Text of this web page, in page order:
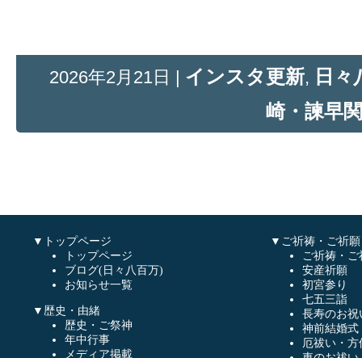
2026年2月21日 | インスタ更新, 日々
崎・諫早
▼トップページ
トップページ
ブログ(日々八百万)
お知らせ一覧
▼歴史・由緒
歴史・ご祭神
年中行事
メディア掲載
▼ご祈祷・ご祈願
ご祈祷・
安産祈願
初宮参り
七五三詣
長寿のお祝
神前結婚式
厄祓い・方